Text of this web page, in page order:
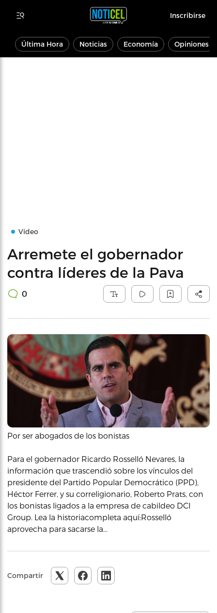
Inscribirse
Última Hora Noticias Economía Opiniones
Video
Arremete el gobernador
contra líderes de la Pava
0
Por ser abogados de los bonistas
Para el gobernador Ricardo Rosselló Nevares, la
información que trascendió sobre los vínculos del
presidente del Partido Popular Democrático (PPD),
Héctor Ferrer, y su correligionario, Roberto Prats, con
los bonistas ligados a la empresa de cabildeo DCI
Group. Lea la historiacompleta aquí:Rosselló
aprovecha para sacarse la…
Compartir